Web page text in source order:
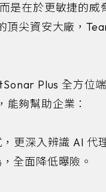
是在於更敏捷的威
頂尖資安大廠，
Plus 全方位
夠幫助企業：
更深入辨識 AI 代
全面降低曝險。